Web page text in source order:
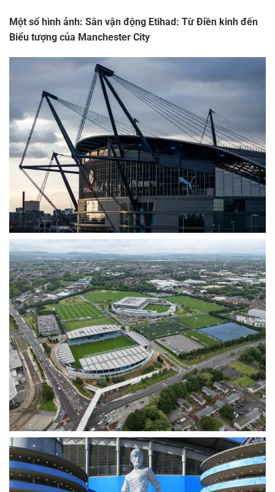
Một số hình ảnh: Sân vận động Etihad: Từ Điền kinh đến
Biểu tượng của Manchester City